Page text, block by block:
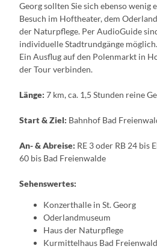
Georg sollten Sie sich ebenso wenig
Besuch im Hoftheater, dem
der Naturpflege. Per Audio­Guide
individuelle Stadtrundgänge möglich.
Ein Ausflug auf den Polenmarkt in
der Tour verbinden.
Länge: 7 km, ca. 1,5 Stunden reine
Start & Ziel: Bahnhof Bad
An- & Abreise: RE 3 oder RB 24 bis
60 bis Bad Freienwalde
Sehenswertes:
Konzerthalle in St. Georg
Oderlandmuseum
Haus der Naturpflege
Kurmittelhaus Bad